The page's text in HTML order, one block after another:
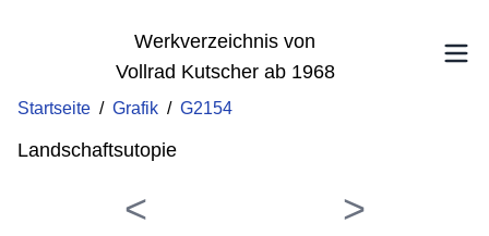
Werkverzeichnis von
Vollrad Kutscher ab 1968
Startseite / Grafik / G2154
Landschaftsutopie
< >